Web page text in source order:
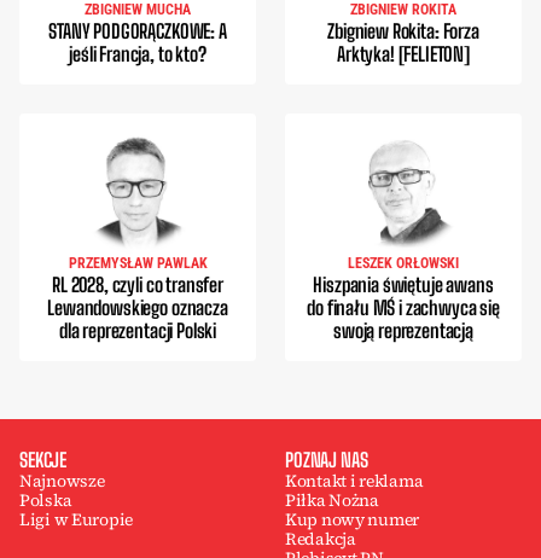
ZBIGNIEW MUCHA
STANY PODGORĄCZKOWE: A
jeśli Francja, to kto?
ZBIGNIEW ROKITA
Zbigniew Rokita: Forza
Arktyka! [FELIETON]
PRZEMYSŁAW PAWLAK
RL 2028, czyli co transfer
Lewandowskiego oznacza
dla reprezentacji Polski
LESZEK ORŁOWSKI
Hiszpania świętuje awans
do finału MŚ i zachwyca się
swoją reprezentacją
SEKCJE
Najnowsze
Polska
Ligi w Europie
POZNAJ NAS
Kontakt i reklama
Piłka Nożna
Kup nowy numer
Redakcja